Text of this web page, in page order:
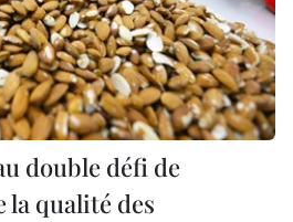
double défi de
qualité des